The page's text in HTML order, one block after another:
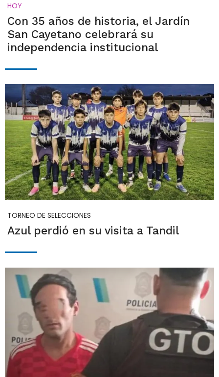
HOY
Con 35 años de historia, el Jardín
San Cayetano celebrará su
independencia institucional
TORNEO DE SELECCIONES
Azul perdió en su visita a Tandil